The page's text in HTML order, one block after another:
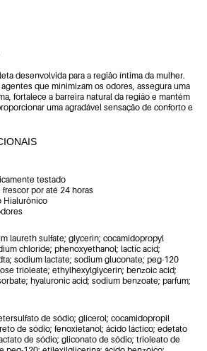
desenvolvida para a região íntima da mulher.
que minimizam os odores, assegura uma
fortalece a barreira natural da região e mantém
uma agradável sensação de conforto e
testado
frescor por até 24 horas
Hialurônico
laureth sulfate; glycerin; cocamidopropyl
chloride; phenoxyethanol; lactic acid;
sodium lactate; sodium gluconate; peg-120
trioleate; ethylhexylglycerin; benzoic acid;
hyaluronic acid; sodium benzoate; parfum;
de sódio; glicerol; cocamidopropil
de sódio; fenoxietanol; ácido láctico; edetato
de sódio; gliconato de sódio; trioleato de